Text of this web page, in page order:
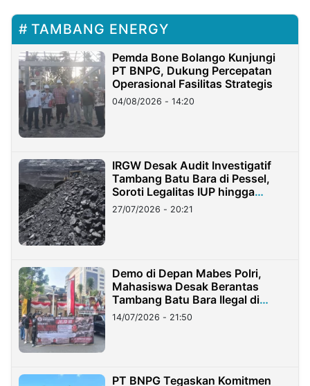
TAMBANG ENERGY
Pemda Bone Bolango Kunjungi
PT BNPG, Dukung Percepatan
Operasional Fasilitas Strategis
04/08/2026 - 14:20
IRGW Desak Audit Investigatif
Tambang Batu Bara di Pessel,
Soroti Legalitas IUP hingga
Stockpile
27/07/2026 - 20:21
Demo di Depan Mabes Polri,
Mahasiswa Desak Berantas
Tambang Batu Bara Ilegal di
Lampung
14/07/2026 - 21:50
PT BNPG Tegaskan Komitmen